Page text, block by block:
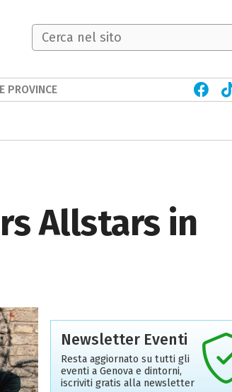
Allstars in
Newsletter Eventi
Resta aggiornato su tutti gli
eventi a Genova e dintorni,
iscriviti gratis alla newsletter
PROVINCE